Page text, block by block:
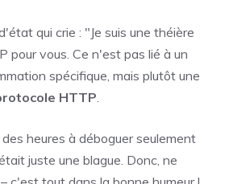
qui crie : "Je suis une théière
pour vous. Ce n'est pas lié à un
spécifique, mais plutôt une
HTTP
heures à déboguer seulement
juste une blague. Donc, ne